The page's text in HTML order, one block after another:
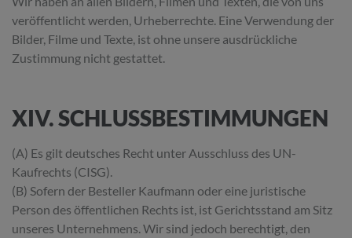
veröffentlicht werden, Urheberrechte. Eine Verwendung der
Bilder, Filme und Texte, ist ohne unsere ausdrückliche
Zustimmung nicht gestattet.
XIV. SCHLUSSBESTIMMUNGEN
(A) Es gilt deutsches Recht unter Ausschluss des UN-
Kaufrechts (CISG).
(B) Sofern der Besteller Kaufmann oder eine juristische
Person des öffentlichen Rechts ist, ist Gerichtsstand am Sitz
unseres Unternehmens. Wir sind jedoch berechtigt, den